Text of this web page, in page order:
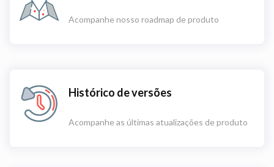
Acompanhe nosso roadmap de produto
Histórico de versões
Acompanhe as últimas atualizações de produto